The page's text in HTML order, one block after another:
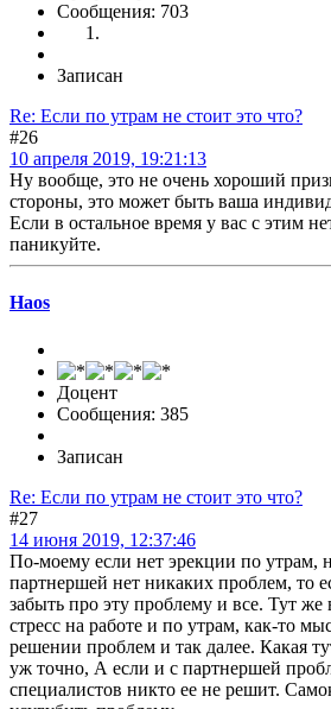
Сообщения: 703
Записан
Re: Если по утрам не стоит это что?
#26
10 апреля 2019, 19:21:13
Ну вообще, это не очень хороший
стороны, это может быть ваша
Если в остальное время у вас с этим
паникуйте.
Haos
Доцент
Сообщения: 385
Записан
Re: Если по утрам не стоит это что?
#27
14 июня 2019, 12:37:46
По-моему если нет эрекции по утрам,
партнершей нет никаких проблем, то
забыть про эту проблему и все. Тут же
стресс на работе и по утрам, как-то
решении проблем и так далее. Какая
уж точно, А если и с партнершей
специалистов никто ее не решит.